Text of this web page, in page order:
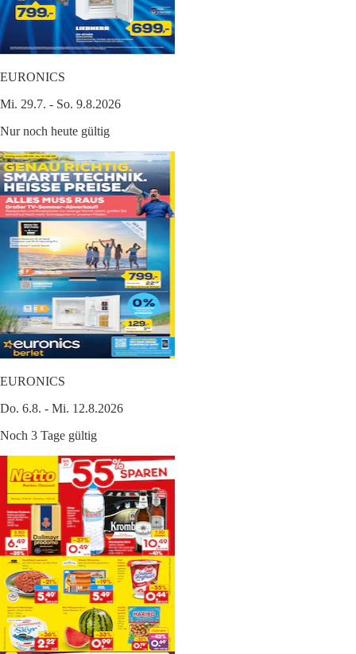
EURONICS
Mi. 29.7. - So. 9.8.2026
Nur noch heute gültig
EURONICS
Do. 6.8. - Mi. 12.8.2026
Noch 3 Tage gültig